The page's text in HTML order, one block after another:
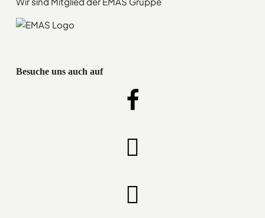
Besuche uns auch auf